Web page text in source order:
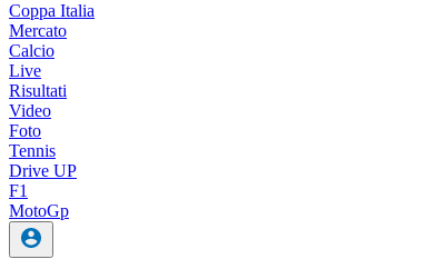
Coppa Italia
Mercato
Calcio
Live
Risultati
Video
Foto
Tennis
Drive UP
F1
MotoGp